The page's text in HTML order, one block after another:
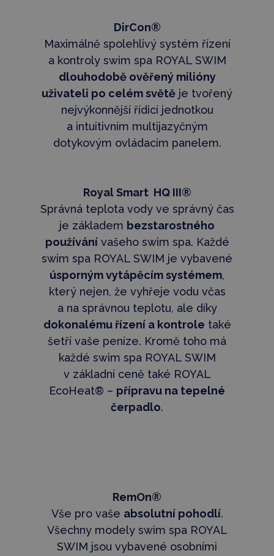
DirCon®
Maximálně spolehlivý systém řízení
a kontroly swim spa ROYAL SWIM
dlouhodobě ověřený milióny
uživateli po celém světě je tvořený
nejvýkonnější řídicí jednotkou
a intuitivním multijazyčným
dotykovým ovládacím panelem.
Royal Smart HQ III®
Správná teplota vody ve správný čas
je základem bezstarostného
používánívašeho swim spa. Každé
swim spa ROYAL SWIM je vybavené
úsporným vytápěcím systémem,
který nejen, že vyhřeje vodu včas
a na správnou teplotu, ale díky
dokonalému řízení a kontrole také
šetří vaše peníze. Kromě toho má
každé swim spa ROYAL SWIM
v základní ceně také ROYAL
EcoHeat® – přípravu na tepelné
čerpadlo.
RemOn®
Vše pro vaše absolutní pohodlí.
Všechny modely swim spa ROYAL
SWIM jsou vybavené osobními